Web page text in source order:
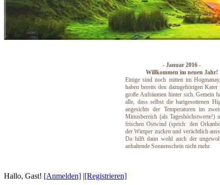
- Januar 2016 -
Willkommen im neuen Jahr!
Einige sind noch mitten im
haben bereits den dazugehörigen Kater
große Aufräumen hinter sich. Gemein
alle, dass selbst die hartgesottenen
angesichts der Temperaturen im
Minusbereich (als Tageshöchstwerte!)
frischen Ostwind (sprich: den
der Wimper zucken und verächtlich
Da hilft dann wohl auch der
anhaltende Sonnenschein nicht mehr.
Hallo, Gast! [Anmelden] |[Registrieren]